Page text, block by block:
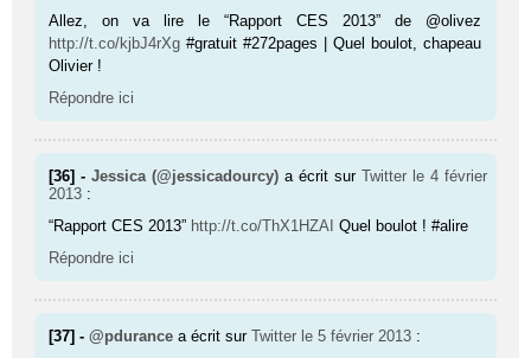
Allez, on va lire le “Rapport CES 2013” de @olivez
http://t.co/kjbJ4rXg #gratuit #272pages | Quel boulot, chapeau
Olivier !
Répondre ici
[36] -Jessica (@jessicadourcy) a écrit sur Twitter le 4 février
2013 :
“Rapport CES 2013” http://t.co/ThX1HZAI Quel boulot ! #alire
Répondre ici
[37] -@pdurance a écrit surTwitter le 5 février 2013 :